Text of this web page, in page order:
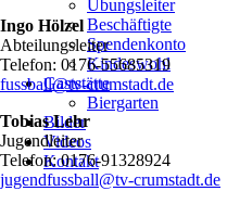
Übungsleiter
Beschäftigte
Spendenkonto
Kindeswohl
Gaststätte
Biergarten
Bilder
Videos
Kontakt
Ingo Hölzel
Abteilungsleiter
Telefon: 0176-55685319
fussball@tv-crumstadt.de
Tobias Lehr
Jugendleiter
Telefon: 0176-91328924
jugendfussball@tv-crumstadt.de